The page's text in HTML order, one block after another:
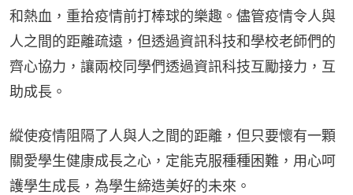
和熱血，重拾疫情前打棒球的樂趣。儘管疫情令人與
人之間的距離疏遠，但透過資訊科技和學校老師們的
齊心協力，讓兩校同學們透過資訊科技互勵接力，互
助成長。
縱使疫情阻隔了人與人之間的距離，但只要懷有一顆
關愛學生健康成長之心，定能克服種種困難，用心呵
護學生成長，為學生締造美好的未來。